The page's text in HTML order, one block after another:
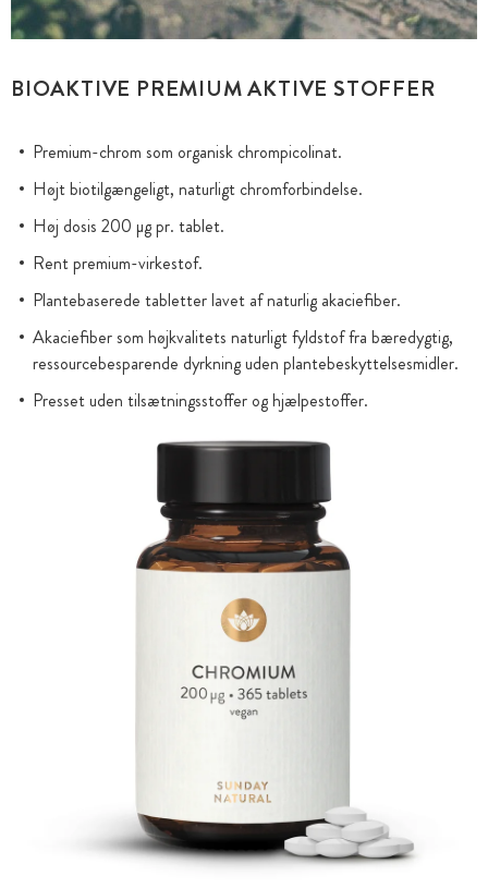
BIOAKTIVE PREMIUM AKTIVE STOFFER
Premium-chrom som organisk chrompicolinat.
Højt biotilgængeligt, naturligt chromforbindelse.
Høj dosis 200 µg pr. tablet.
Rent premium-virkestof.
Plantebaserede tabletter lavet af naturlig akaciefiber.
Akaciefiber som højkvalitets naturligt fyldstof fra bæredygtig,
ressourcebesparende dyrkning uden plantebeskyttelsesmidler.
Presset uden tilsætningsstoffer og hjælpestoffer.